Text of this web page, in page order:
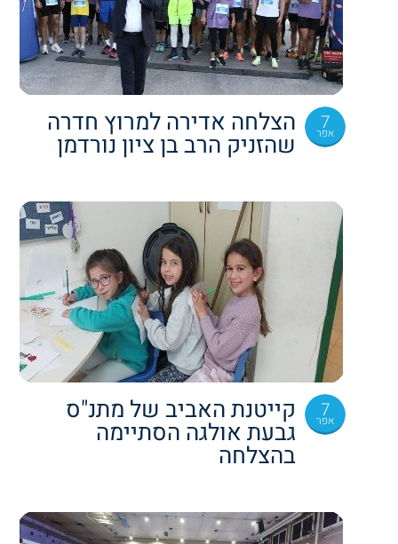
7
אפר הצלחה אדירה למרוץ חדרה
שהזניק הרב בן ציון נורדמן
7
אפר קייטנת האביב של מתנ"ס
גבעת אולגה הסתיימה
בהצלחה